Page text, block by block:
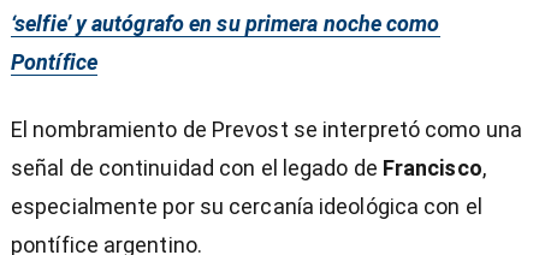
‘selfie’ y autógrafo en su primera noche como
Pontífice
El nombramiento de Prevost se interpretó como una
señal de continuidad con el legado de Francisco,
especialmente por su cercanía ideológica con el
pontífice argentino.